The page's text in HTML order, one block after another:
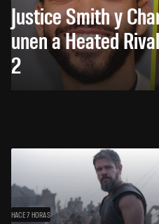
Justice Smith y
unen a Heated
2
HACE 7 HORAS